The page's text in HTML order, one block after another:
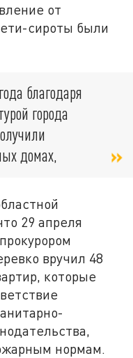
от
сироты были
благодаря
города
домах,
29 апреля
вручил 48
которые
нормам.